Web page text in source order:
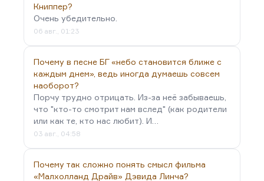
Книппер?
Очень убедительно.
06 авг., 01:23
Почему в песне БГ «небо становится ближе с
каждым днем», ведь иногда думаешь совсем
наоборот?
Порчу трудно отрицать. Из-за неё забываешь,
что "кто-то смотрит нам вслед" (как родители
или как те, кто нас любит). И…
03 авг., 04:58
Почему так сложно понять смысл фильма
«Малхолланд Драйв» Дэвида Линча?